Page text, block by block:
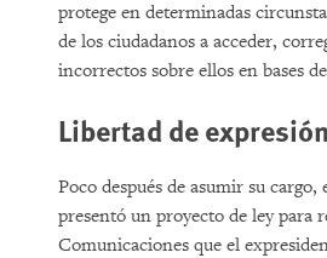
protege en determinadas
de los ciudadanos a acceder,
incorrectos sobre ellos en bases
Libertad de expresión
Poco después de asumir su cargo,
presentó un proyecto de ley para
Comunicaciones que el